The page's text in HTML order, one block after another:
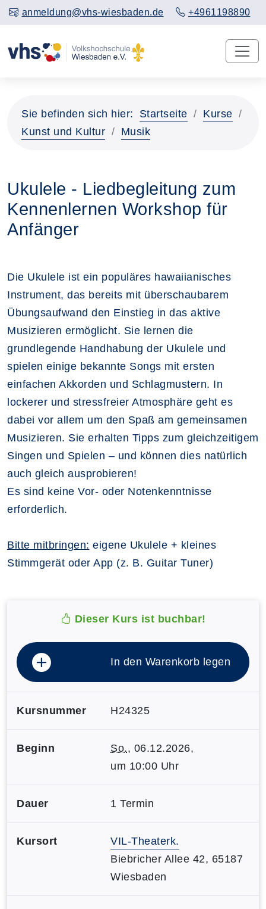
anmeldung@vhs-wiesbaden.de +4961198890
Sie befinden sich hier: Startseite
Kurse
Kunst und Kultur
Musik
Ukulele - Liedbegleitung zum
Kennenlernen Workshop für
Anfänger
Die Ukulele ist ein populäres hawaiianisches
Instrument, das bereits mit überschaubarem
Übungsaufwand den Einstieg in das aktive
Musizieren ermöglicht. Sie lernen die
grundlegende Handhabung der Ukulele und
spielen einige bekannte Songs mit ersten
einfachen Akkorden und Schlagmustern. In
lockerer und stressfreier Atmosphäre geht es
dabei vor allem um den Spaß am gemeinsamen
Musizieren. Sie erhalten Tipps zum gleichzeitigem
Singen und Spielen – und können dies natürlich
auch gleich ausprobieren!
Es sind keine Vor- oder Notenkenntnisse
erforderlich.
Bitte mitbringen: eigene Ukulele + kleines
Stimmgerät oder App (z. B. Guitar Tuner)
Dieser Kurs ist buchbar!
In den Warenkorb legen
Kursnummer H24325
Beginn So., 06.12.2026,
um 10:00 Uhr
Dauer 1 Termin
Kursort
VIL-Theaterk.
Biebricher Allee 42, 65187
Wiesbaden